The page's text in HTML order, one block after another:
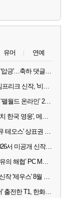
유머 연예
드래곤소드, 스팀 '압긍'…축하 댓글 달고 게임 코드 받자!
이번 주 출시! 게임프리크 신작, '비스트 오브 리인카네이션'
가레나·포켓페어, ‘팰월드 온라인’ 2026년 출시 예고
디바 잇는 '오버워치 한국 영웅', 메카 파일럿 디몬 나온다
웹젠, 뮤 IP 신작 '뮤 테오스' 상표권 출원
엔씨, 게임스컴 2026서 미공개 신작 최초 공개
‘아키에이지 S: 자유의 해협’ PC MMORPG로 개발한다
컴투스-에이버튼 신작 '제우스' 8월 26일 출시…"모두를 위한 경쟁"
'오너' 빼고, '페인터' 출전한 T1, 한화생명에 패배